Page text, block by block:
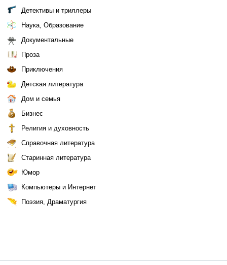
Детективы и триллеры
Наука, Образование
Документальные
Проза
Приключения
Детская литература
Дом и семья
Бизнес
Религия и духовность
Справочная литература
Старинная литература
Юмор
Компьютеры и Интернет
Поэзия, Драматургия